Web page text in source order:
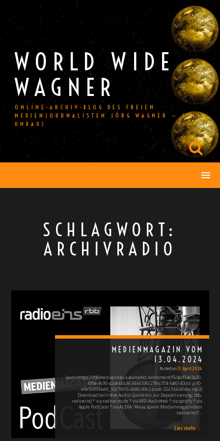
Skip
to
content
WORLD WIDE
WAGNER
ONLINE-ARCHIV-BLOG DES FREIEN
MEDIENJOURNALISTEN JÖRG WAGNER — (IM
UMBAU)
SCHLAGWORT:
ARCHIVRADIO
MEDIENMAGAZIN VOM
13.04.2024
Posted on 13. April 2024
[audio:https://rbbmediapmdp-a.akamaihd.net/content/f5/ab/f5ab3a20-
6f5e-4c90-a2a4-b0c463444336/279cc704-fa80-40dd-a1f0-
e0e56f004afd_32c7f416-4680-49c2-bcb8-32a7cb6464bc.mp3]
Download (verlinkte Audio-Quelle bis zur Depublizierung: rbb,
radioeins) * via radioeins.de * via ARD-Audiothek * via spotify * via
Apple PodCasts * via ALEXA: "Alexa, spiele Medienmagazin (von
radioeins!)"…
Lies mehr ...